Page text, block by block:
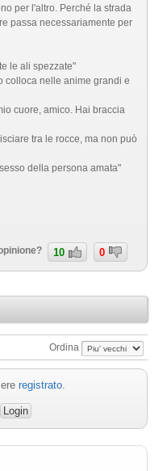
per l'altro. Perché la strada
passa necessariamente per
le ali spezzate"
colloca nelle anime grandi e
cuore, amico. Hai braccia
tra le rocce, ma non può
della persona amata"
10 0
Ordina
registrato.